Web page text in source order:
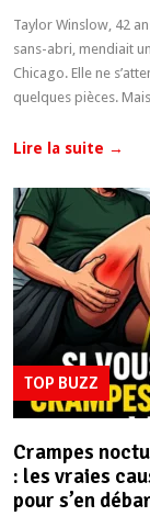
Taylor Winslow, 42
sans-abri, mendiait
Chicago. Elle ne
quelques pièces.
Lire la suite →
TOP BUZZ
Crampes
: les vraies
pour s’en